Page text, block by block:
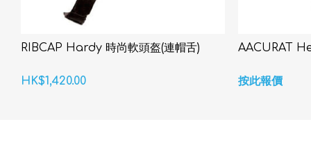
RIBCAP Hardy 時尚軟頭盔(連帽舌)
HK$1,420.00
AACURAT
按此報價